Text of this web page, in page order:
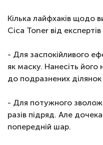
Кілька лайфхаків щодо
Cica Toner від експертів
- Для заспокійливого
як маску. Нанесіть його
до подразнених ділянок
- Для потужного
разів підряд. Але
попередній шар.